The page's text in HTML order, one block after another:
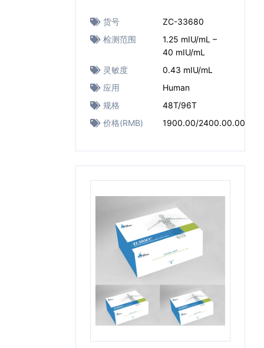
货号
ZC-33680
检测范围
1.25 mIU/mL –
40 mIU/mL
灵敏度
0.43 mIU/mL
应用
Human
规格
48T/96T
价格(RMB)
1900.00/2400.00.00